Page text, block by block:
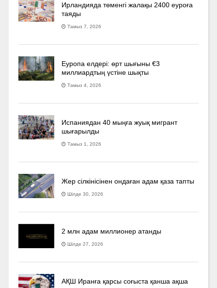
Ирландияда төменгі жалақы 2400 еуроға
таяды
Тамыз 7, 2026
Еуропа елдері: өрт шығыны €3
миллиардтың үстіне шықты
Тамыз 4, 2026
Испаниядан 40 мыңға жуық мигрант
шығарылды
Тамыз 1, 2026
Жер сілкінісінен ондаған адам қаза тапты
Шілде 30, 2026
2 млн адам миллионер атанды
Шілде 27, 2026
АҚШ Иранға қарсы соғыста қанша ақша